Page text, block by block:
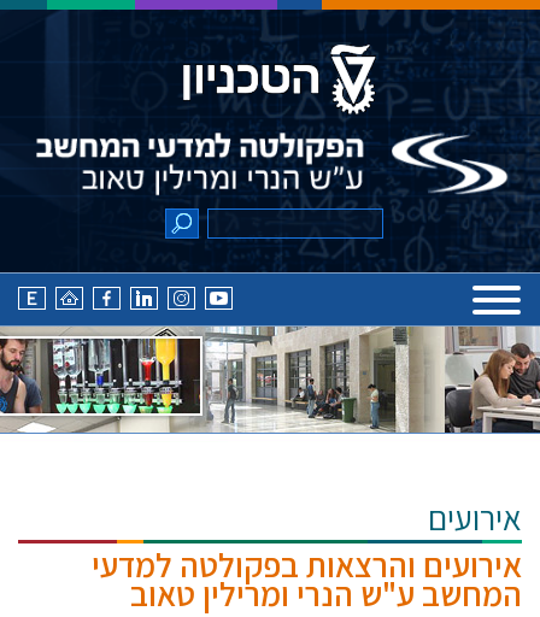
אירועים
אירועים והרצאות בפקולטה למדעי
המחשב ע"ש הנרי ומרילין טאוב